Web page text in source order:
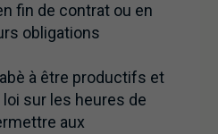
fin de contrat ou en
obligations
à être productifs et
sur les heures de
aux